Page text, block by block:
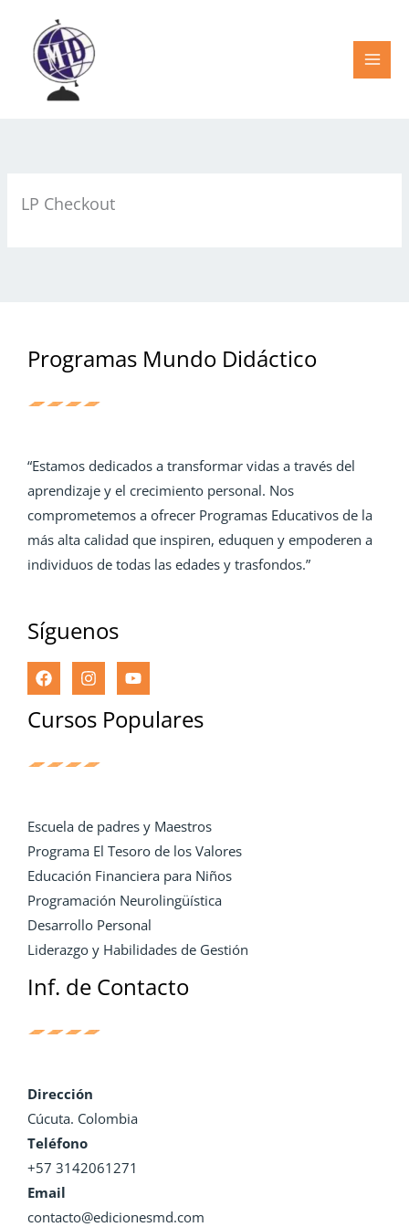
contenido
LP Checkout
Programas Mundo Didáctico
“Estamos dedicados a transformar vidas a través del
aprendizaje y el crecimiento personal. Nos
comprometemos a ofrecer Programas Educativos de la
más alta calidad que inspiren, eduquen y empoderen a
individuos de todas las edades y trasfondos.”
Síguenos
Cursos Populares
Escuela de padres y Maestros
Programa El Tesoro de los Valores
Educación Financiera para Niños
Programación Neurolingüística
Desarrollo Personal
Liderazgo y Habilidades de Gestión
Inf. de Contacto
Dirección
Cúcuta. Colombia
Teléfono
+57 3142061271
Email
contacto@edicionesmd.com